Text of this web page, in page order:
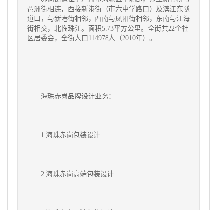
琶洲街相连，西接新港街（市六中学路口）及滨江东隧
道口，与新港街相邻，西南与凤阳街相邻，东南与江海
街相交，北临珠江。面积5.73平方公里。全街共22个社
区居委会，全街人口114978人（2010年）。
海珠赤岗品牌设计业务：
1.海珠赤岗包装设计
2.海珠赤岗高端包装设计